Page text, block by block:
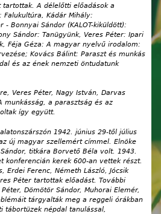
A délelőtti előadások a
Falukultúra, Kádár Mihály:
- Bonnyai Sándor (KALOT-kiküldött):
Sándor: Tanügyünk, Veres Péter: Ipari
Féja Géza: A magyar nyelvű irodalom:
Kovács Bálint: Paraszt és munkás
és az ének nemzeti öntudatunk
Veres Péter, Nagy István, Darvas
munkásság, a parasztság és az
így együtt.
1942. június 29-től július
új magyar szellemért címmel. Elnöke
titkára Borvető Béla volt. 1943.
konferencián kerek 600-an vettek részt.
Erdei Ferenc, Németh László, Jócsik
Péter tartottak előadást. További
Dömötör Sándor, Muhorai Elemér,
tárgyalták meg a reggeli órákban
tábortüzek népdal tanulással,